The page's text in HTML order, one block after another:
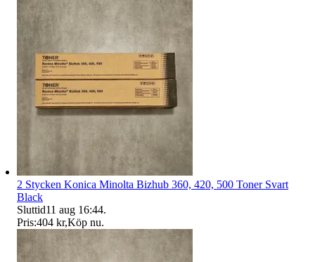
2 Stycken Konica Minolta Bizhub 360, 420, 500 Toner Svart
Black
Sluttid11 aug 16:44.
Pris:404 kr,Köp nu.